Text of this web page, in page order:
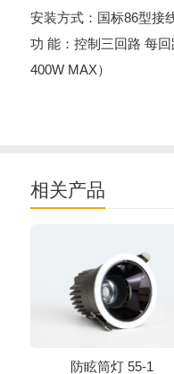
安装方式：国标86型接
功 能：控制三回路 每
400W MAX）
相关产品
防眩筒灯 55-1